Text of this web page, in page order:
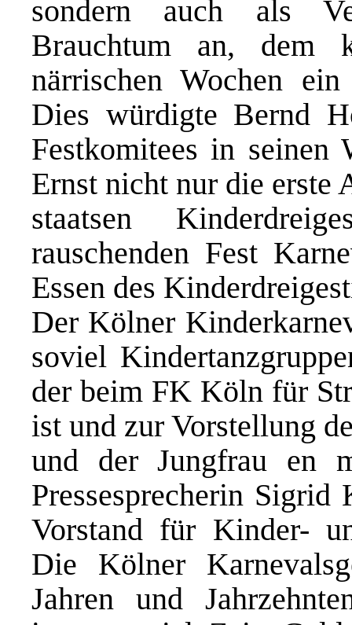
sondern auch als
Brauchtum an, dem
närrischen Wochen
Dies würdigte Bernd
Festkomitees in seinen
Ernst nicht nur die erste
staatsen
rauschenden Fest
Essen des
Der Kölner
soviel
der beim FK Köln für
ist und zur Vorstellung
und der Jungfrau en
Pressesprecherin
Vorstand für Kinder-
Die Kölner
Jahren und